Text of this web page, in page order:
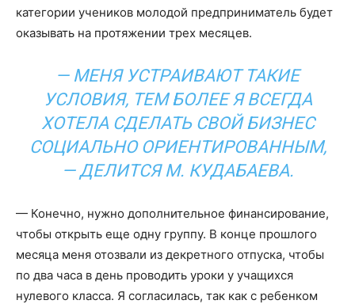
категории учеников молодой предприниматель будет
оказывать на протяжении трех месяцев.
— МЕНЯ УСТРАИВАЮТ ТАКИЕ
УСЛОВИЯ, ТЕМ БОЛЕЕ Я ВСЕГДА
ХОТЕЛА СДЕЛАТЬ СВОЙ БИЗНЕС
СОЦИАЛЬНО ОРИЕНТИРОВАННЫМ,
— ДЕЛИТСЯ М. КУДАБАЕВА.
— Конечно, нужно дополнительное финансирование,
чтобы открыть еще одну группу. В конце прошлого
месяца меня отозвали из декретного отпуска, чтобы
по два часа в день проводить уроки у учащихся
нулевого класса. Я согласилась, так как с ребенком